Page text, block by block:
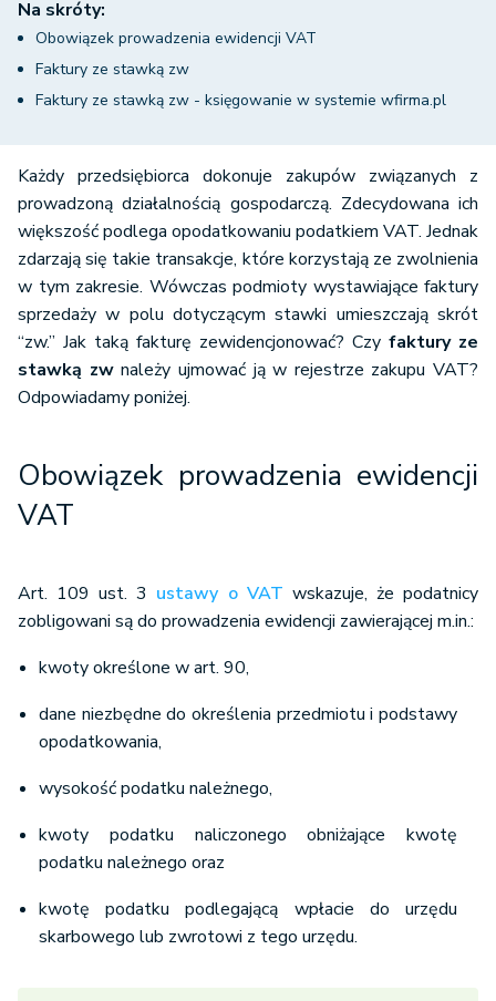
Na skróty:
Obowiązek prowadzenia ewidencji VAT
Faktury ze stawką zw
Faktury ze stawką zw - księgowanie w systemie wfirma.pl
Każdy przedsiębiorca dokonuje zakupów związanych z
prowadzoną działalnością gospodarczą. Zdecydowana ich
większość podlega opodatkowaniu podatkiem VAT. Jednak
zdarzają się takie transakcje, które korzystają ze zwolnienia
w tym zakresie. Wówczas podmioty wystawiające faktury
sprzedaży w polu dotyczącym stawki umieszczają skrót
“zw.” Jak taką fakturę zewidencjonować? Czy faktury ze
stawką zwnależy ujmować ją w rejestrze zakupu VAT?
Odpowiadamy poniżej.
Obowiązek prowadzenia ewidencji
VAT
Art. 109 ust. 3 ustawy o VAT wskazuje, że podatnicy
zobligowani są do prowadzenia ewidencji zawierającej m.in.:
kwoty określone w art. 90,
dane niezbędne do określenia przedmiotu i podstawy
opodatkowania,
wysokość podatku należnego,
kwoty podatku naliczonego obniżające kwotę
podatku należnego oraz
kwotę podatku podlegającą wpłacie do urzędu
skarbowego lub zwrotowi z tego urzędu.